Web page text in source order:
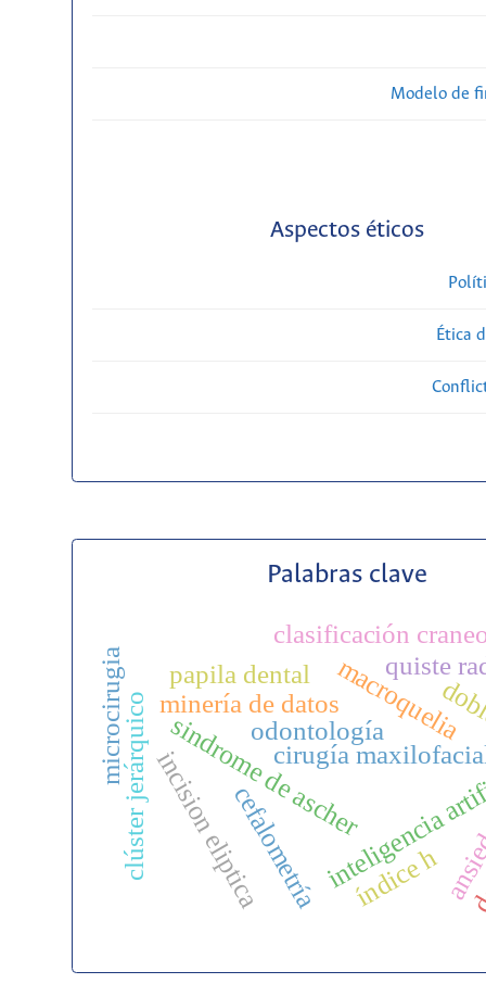
Modelo de
Aspectos éticos
Ética
Palabras clave
cirugía
inteligencia
sindrome de ascher
macroquelia
incision elipticacefalometría
clasificación
minería de datos
clúster jerárquico
quiste
microcirugia odontología
papila dental
índice h